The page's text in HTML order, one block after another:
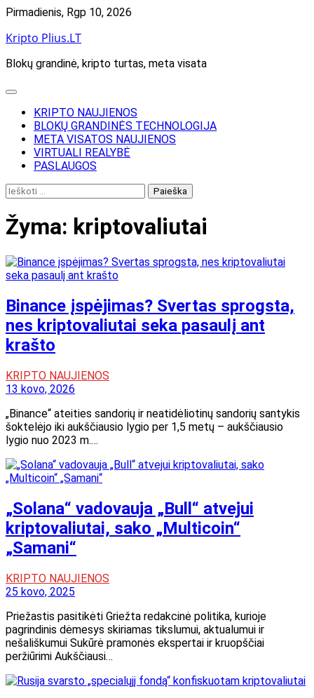
Skip
content
Pirmadienis, Rgp 10, 2026
Kripto Plius.LT
Blokų grandinė, kripto turtas, meta visata
KRIPTO NAUJIENOS
BLOKŲ GRANDINĖS TECHNOLOGIJA
META VISATOS NAUJIENOS
VIRTUALI REALYBĖ
PASLAUGOS
Ieškoti:
Žyma: kriptovaliutai
Binance įspėjimas? Svertas sprogsta,
nes kriptovaliutai seka pasaulį ant
krašto
KRIPTO NAUJIENOS
13 kovo, 2026
„Binance“ ateities sandorių ir neatidėliotinų sandorių santykis
šoktelėjo iki aukščiausio lygio per 1,5 metų – aukščiausio
lygio nuo 2023 m.…
„Solana“ vadovauja „Bull“ atvejui
kriptovaliutai, sako „Multicoin“
„Samani“
KRIPTO NAUJIENOS
25 kovo, 2025
Priežastis pasitikėti Griežta redakcinė politika, kurioje
pagrindinis dėmesys skiriamas tikslumui, aktualumui ir
nešališkumui Sukūrė pramonės ekspertai ir kruopščiai
peržiūrimi Aukščiausi…